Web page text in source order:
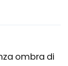
ombra di